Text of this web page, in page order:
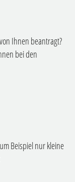
Ihnen beantragt?
bei den
Beispiel nur kleine